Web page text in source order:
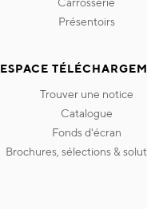
présentoirs
ESPACE
trouver une notice
catalogue
fonds d'écran
brochures, sélections &